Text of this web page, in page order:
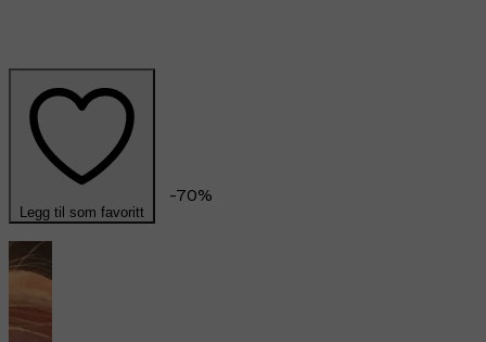
Legg til som favoritt
-70%